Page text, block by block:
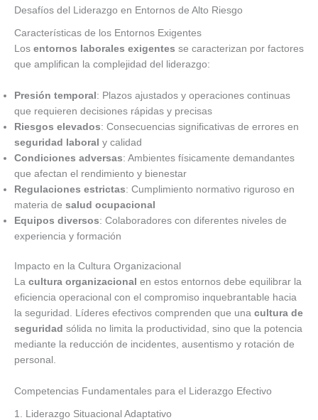
Desafíos del Liderazgo en Entornos de Alto Riesgo
Características de los Entornos Exigentes
Los entornos laborales exigentes se caracterizan por factores
que amplifican la complejidad del liderazgo:
Presión temporal: Plazos ajustados y operaciones continuas
que requieren decisiones rápidas y precisas
Riesgos elevados: Consecuencias significativas de errores en
seguridad laboral y calidad
Condiciones adversas: Ambientes físicamente demandantes
que afectan el rendimiento y bienestar
Regulaciones estrictas: Cumplimiento normativo riguroso en
materia de salud ocupacional
Equipos diversos: Colaboradores con diferentes niveles de
experiencia y formación
Impacto en la Cultura Organizacional
La cultura organizacional en estos entornos debe equilibrar la
eficiencia operacional con el compromiso inquebrantable hacia
la seguridad. Líderes efectivos comprenden que una cultura de
seguridad sólida no limita la productividad, sino que la potencia
mediante la reducción de incidentes, ausentismo y rotación de
personal.
Competencias Fundamentales para el Liderazgo Efectivo
1. Liderazgo Situacional Adaptativo